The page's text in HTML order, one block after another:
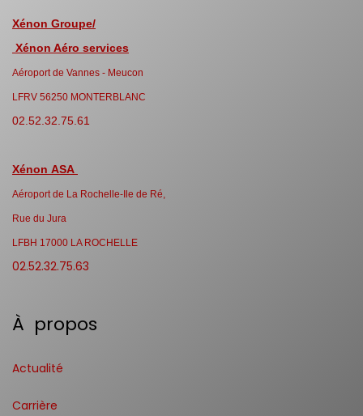
Xénon Groupe/
Xénon Aéro services
Aéroport de Vannes - Meucon
LFRV 56250 MONTERBLANC
02.52.32.75.61
Xénon ASA
Aéroport de La Rochelle-Ile de Ré,
Rue du Jura
LFBH 17000 LA ROCHELLE
02.52.32.75.63
À propos
Actualité
Carrière